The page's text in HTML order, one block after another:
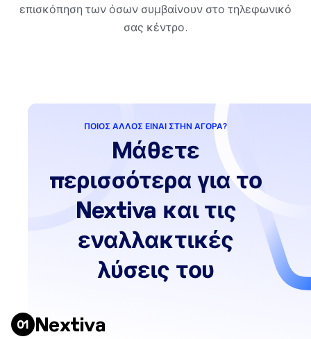
επισκόπηση των όσων συμβαίνουν στο τηλεφωνικό
σας κέντρο.
ΠΟΙΟΣ ΆΛΛΟΣ ΕΊΝΑΙ ΣΤΗΝ ΑΓΟΡΆ?
Μάθετε
περισσότερα για το
Nextiva και τις
εναλλακτικές
λύσεις του
Nextiva